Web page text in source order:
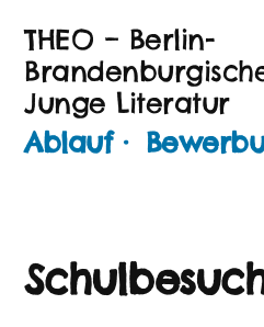
Zum
Inhalt
springen
THEO – Berlin-
Junge Literatur
Ablauf ·